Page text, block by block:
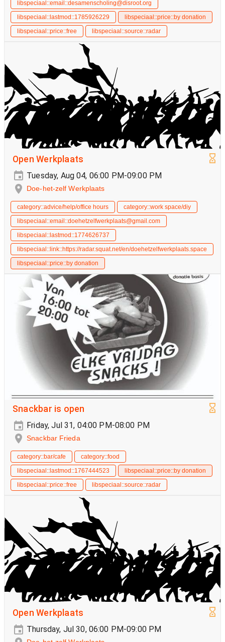
libspeciaal::email::desamenscholing@disroot.org
libspeciaal::lastmod::1785926229
libspeciaal::price::by donation
libspeciaal::price::free
libspeciaal::source::radar
Open Werkplaats
Tuesday, Aug 04, 06:00 PM-09:00 PM
Doe-het-zelf Werkplaats
category::advice/help/office hours
category::work space/diy
libspeciaal::email::doehetzelfwerkplaats@gmail.com
libspeciaal::lastmod::1774626737
libspeciaal::link::https://radar.squat.net/en/doehetzelfwerkplaats.space
libspeciaal::price::by donation
Snackbar is open
Friday, Jul 31, 04:00 PM-08:00 PM
Snackbar Frieda
category::bar/cafe
category::food
libspeciaal::lastmod::1767444523
libspeciaal::price::by donation
libspeciaal::price::free
libspeciaal::source::radar
Open Werkplaats
Thursday, Jul 30, 06:00 PM-09:00 PM